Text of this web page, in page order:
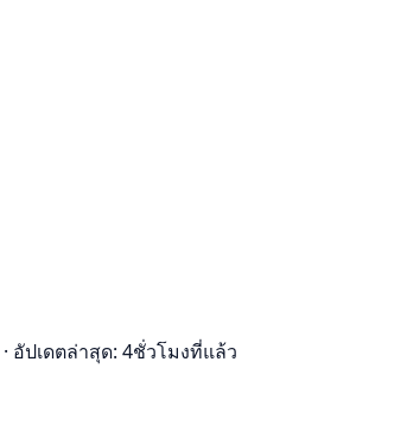
· อัปเดตล่าสุด: 4ชั่วโมงที่แล้ว